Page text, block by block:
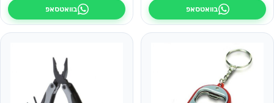
בוואטסאפ בוואטסאפ